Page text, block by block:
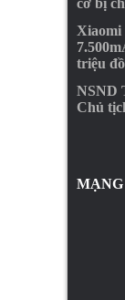
cơ bị
Xiaomi
triệu
NSND
Chủ